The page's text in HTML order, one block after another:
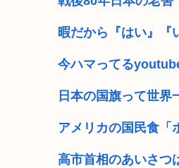
暇だから『はい』『
今ハマってる
日本の国旗って世界
アメリカの国民食「
高市首相のあいさつ